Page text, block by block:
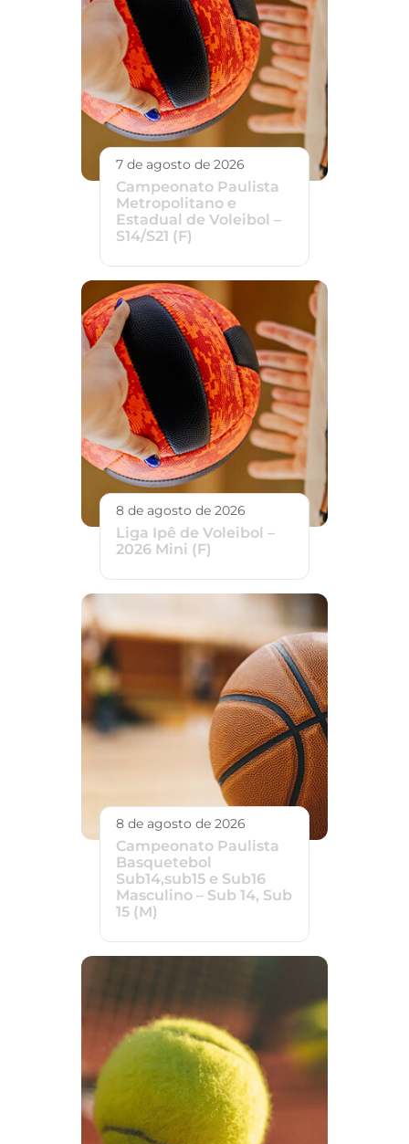
7 de agosto de 2026
Campeonato Paulista
Metropolitano e
Estadual de Voleibol –
S14/S21 (F)
8 de agosto de 2026
Liga Ipê de Voleibol –
2026 Mini (F)
8 de agosto de 2026
Campeonato Paulista
Basquetebol
Sub14,sub15 e Sub16
Masculino – Sub 14, Sub
15 (M)